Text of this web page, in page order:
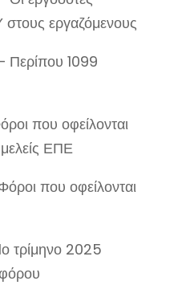
εργαζόμενους
Περίπου 1099
που οφείλονται
ΕΠΕ
που οφείλονται
τρίμηνο 2025